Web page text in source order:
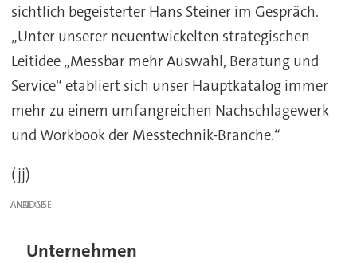
sichtlich begeisterter Hans Steiner im Gespräch.
„Unter unserer neuentwickelten strategischen
Leitidee „Messbar mehr Auswahl, Beratung und
Service“ etabliert sich unser Hauptkatalog immer
mehr zu einem umfangreichen Nachschlagewerk
und Workbook der Messtechnik-Branche.“
(jj)
ANZEIGE
Unternehmen